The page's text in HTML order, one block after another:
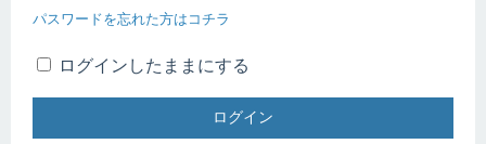
パスワードを忘れた方はコチラ
ログインしたままにする